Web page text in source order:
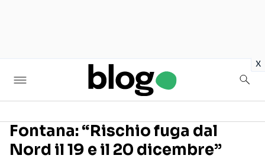
x
Seguici sui social
Fontana: “Rischio fuga dal
Nord il 19 e il 20 dicembre”